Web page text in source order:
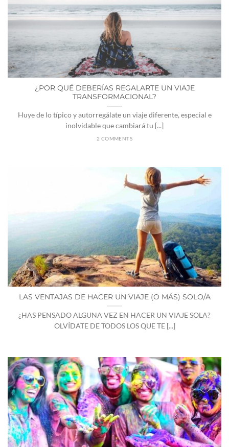
¿POR QUÉ DEBERÍAS REGALARTE UN VIAJE
TRANSFORMACIONAL?
Huye de lo típico y autorregálate un viaje diferente, especial e
inolvidable que cambiará tu [...]
2 COMMENTS
LAS VENTAJAS DE HACER UN VIAJE (O MÁS) SOLO/A
¿HAS PENSADO ALGUNA VEZ EN HACER UN VIAJE SOLA?
OLVÍDATE DE TODOS LOS QUE TE [...]